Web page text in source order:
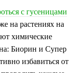
с гусеницами
на растениях на
химические
Биорин и Супер
избавиться от